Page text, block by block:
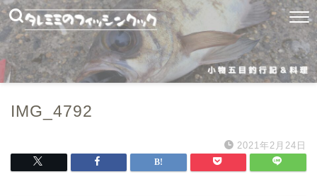
IMG_4792
2021年2月24日